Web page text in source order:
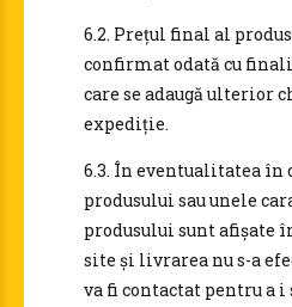
6.2. Prețul final al
confirmat odată cu
care se adaugă ulterior
expediție.
6.3. În eventualitatea în
produsului sau unele
produsului sunt afișate
site și livrarea nu s-a
va fi contactat pentru a i